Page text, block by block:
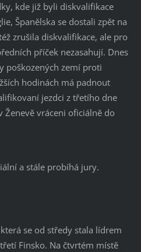
kde již byli diskvalifikace
Španělska se dostali zpět na
zrušila diskvalifikace, ale pro
příček nezasahují. Dnes
poškozených zemí proti
hodinách má padnout
jezdci z třetího dne
Ženevě vráceni oficiálně do
a stále probíhá jury.
se od středy stala lídrem
Finsko. Na čtvrtém místě